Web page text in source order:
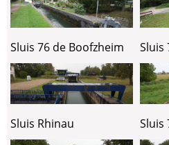
Sluis 76 de Boofzheim Sluis
Sluis Rhinau Sluis